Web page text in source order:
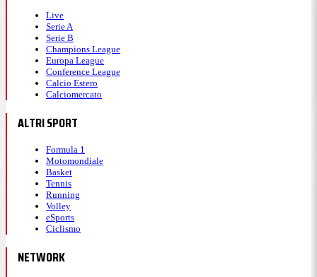
Live
Serie A
Serie B
Champions League
Europa League
Conference League
Calcio Estero
Calciomercato
ALTRI SPORT
Formula 1
Motomondiale
Basket
Tennis
Running
Volley
eSports
Ciclismo
NETWORK